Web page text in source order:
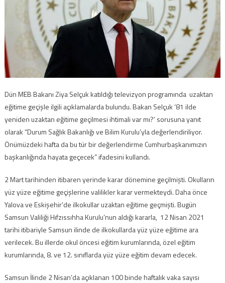
Dün MEB Bakanı Ziya Selçuk katıldığı televizyon programında uzaktan
eğitime geçişle ilgili açıklamalarda bulundu. Bakan Selçuk ‘81 ilde
yeniden uzaktan eğitime geçilmesi ihtimali var mı?’ sorusuna yanıt
olarak “Durum Sağlık Bakanlığı ve Bilim Kurulu’yla değerlendiriliyor.
Önümüzdeki hafta da bu tür bir değerlendirme Cumhurbaşkanımızın
başkanlığında hayata geçecek” ifadesini kullandı.
2 Mart tarihinden itibaren yerinde karar dönemine geçilmişti. Okulların
yüz yüze eğitime geçişlerine valilikler karar vermekteydi. Daha önce
Yalova ve Eskişehir’de ilkokullar uzaktan eğitime geçmişti. Bugün
Samsun Valiliği Hıfzıssıhha Kurulu’nun aldığı kararla, 12 Nisan 2021
tarihi itibariyle Samsun ilinde de ilkokullarda yüz yüze eğitime ara
verilecek. Bu illerde okul öncesi eğitim kurumlarında, özel eğitim
kurumlarında, 8. ve 12. sınıflarda yüz yüze eğitim devam edecek.
Samsun İlinde 2 Nisan’da açıklanan 100 binde haftalık vaka sayısı